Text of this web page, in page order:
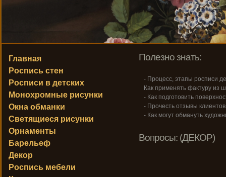
Полезно знать:
- Процесс, этапы росписи
Как применять фактуру из
- Как подготовить
- Прочесть отзывы клиентов
- Как могут обмануть
Вопросы: (ДЕКОР)
Главная
Роспись стен
Росписи в детских
Монохромные рисунки
Окна обманки
Светящиеся рисунки
Орнаменты
Барельеф
Декор
Роспись мебели